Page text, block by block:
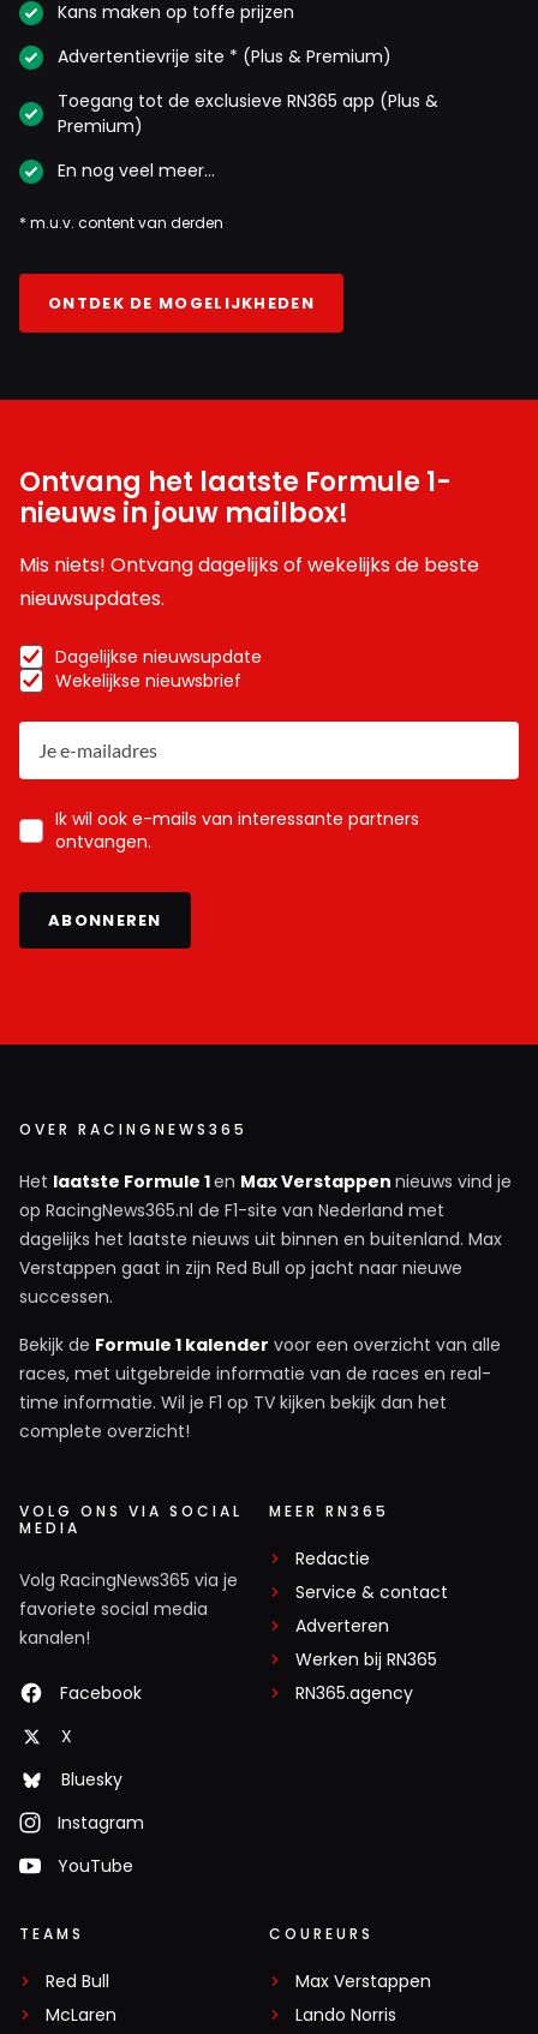
Kans maken op toffe prijzen
Advertentievrije site * (Plus & Premium)
Toegang tot de exclusieve RN365 app (Plus &
Premium)
En nog veel meer…
* m.u.v. content van derden
ONTDEK DE MOGELIJKHEDEN
Ontvang het laatste Formule 1-
nieuws in jouw mailbox!
Mis niets! Ontvang dagelijks of wekelijks de beste
nieuwsupdates.
Dagelijkse nieuwsupdate
Wekelijkse nieuwsbrief
Ik wil ook e-mails van interessante partners
ontvangen.
ABONNEREN
OVER RACINGNEWS365
Het laatste Formule 1en Max Verstappen nieuws vind je
op RacingNews365.nl de F1-site van Nederland met
dagelijks het laatste nieuws uit binnen en buitenland. Max
Verstappen gaat in zijn Red Bull op jacht naar nieuwe
successen.
Bekijk de Formule 1 kalender voor een overzicht van alle
races, met uitgebreide informatie van de races en real-
time informatie. Wil je F1 op TV kijken bekijk dan het
complete overzicht!
VOLG ONS VIA SOCIAL
MEDIA
Volg RacingNews365 via je
favoriete social media
kanalen!
Facebook
X
Bluesky
Instagram
YouTube
MEER RN365
Redactie
Service & contact
Adverteren
Werken bij RN365
RN365.agency
TEAMS
Red Bull
McLaren
COUREURS
Max Verstappen
Lando Norris